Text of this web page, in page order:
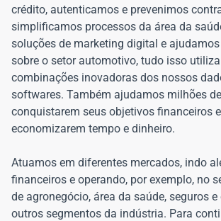
crédito, autenticamos e prevenimos
simplificamos processos da área da
soluções de marketing digital e
sobre o setor automotivo, tudo isso
combinações inovadoras dos nossos
softwares. Também ajudamos milhões
conquistarem seus objetivos financeiros
economizarem tempo e dinheiro.
Atuamos em diferentes mercados, indo
financeiros e operando, por exemplo, no
de agronegócio, área da saúde, seguros
outros segmentos da indústria. Para